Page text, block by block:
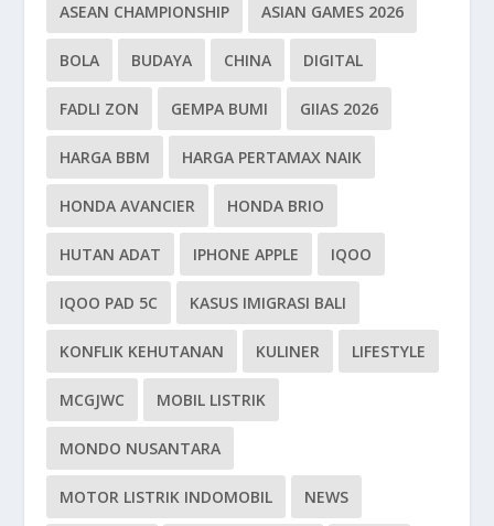
ASEAN CHAMPIONSHIP ASIAN GAMES 2026
BOLA BUDAYA CHINA DIGITAL
FADLI ZON GEMPA BUMI GIIAS 2026
HARGA BBM HARGA PERTAMAX NAIK
HONDA AVANCIER HONDA BRIO
HUTAN ADAT IPHONE APPLE IQOO
IQOO PAD 5C KASUS IMIGRASI BALI
KONFLIK KEHUTANAN KULINER LIFESTYLE
MCGJWC MOBIL LISTRIK
MONDO NUSANTARA
MOTOR LISTRIK INDOMOBIL NEWS